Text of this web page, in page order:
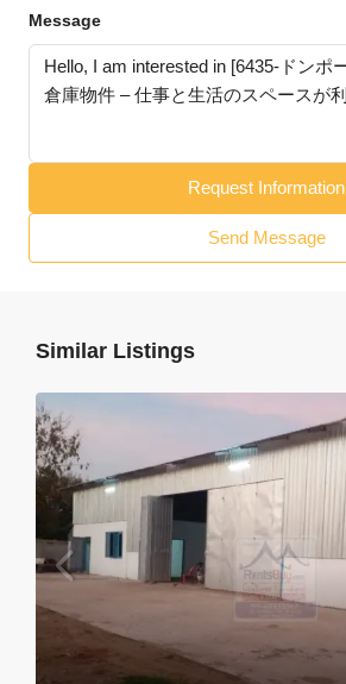
Message
Request Information
Send Message
Similar Listings